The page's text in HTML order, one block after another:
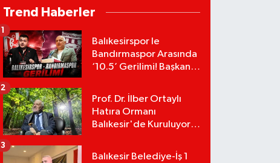
Trend Haberler
Balıkesirspor le
Bandırmaspor Arasında
‘10.5’ Gerilimi! Başkan
Murat Karakoyun'a Sert
Tepki!
1
Prof. Dr. İlber Ortaylı
Hatıra Ormanı
Balıkesir'de Kuruluyor!
Bağışlarını Başlattı!
2
Balıkesir Belediye-İş 1
3